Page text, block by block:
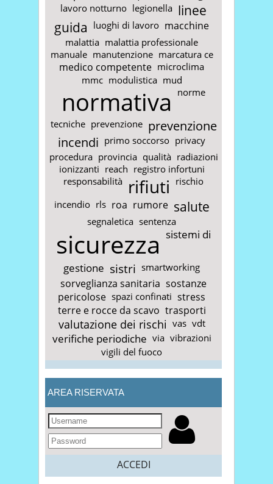
lavoro notturno legionella linee
guida luoghi di lavoro macchine
malattia malattia professionale
manuale manutenzione marcatura ce
medico competente microclima
mmc modulistica mud
normativa norme
tecniche prevenzione prevenzione
incendi primo soccorso privacy
procedura provincia qualità radiazioni
ionizzanti reach registro infortuni
responsabilità rifiuti rischio
incendio rls roa rumore salute
segnaletica sentenza
sicurezza sistemi di
gestione sistri smartworking
sorveglianza sanitaria sostanze
pericolose spazi confinati stress
terre e rocce da scavo trasporti
valutazione dei rischi vas vdt
verifiche periodiche via vibrazioni
vigili del fuoco
AREA RISERVATA
ACCEDI